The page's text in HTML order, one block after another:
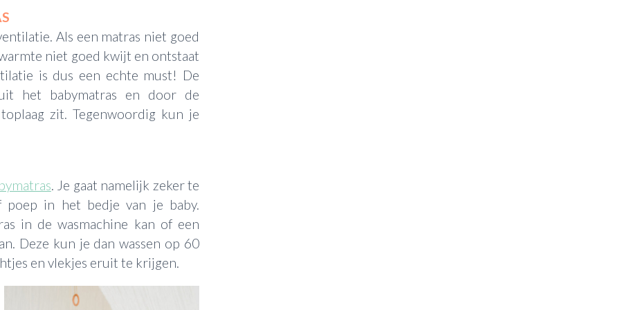
Als een matras niet goed
niet goed kwijt en ontstaat
is dus een echte must! De
het babymatras en door de
zit. Tegenwoordig kun je
. Je gaat namelijk zeker te
poep in het bedje van je baby.
in de wasmachine kan of een
Deze kun je dan wassen op 60
en vlekjes eruit te krijgen.